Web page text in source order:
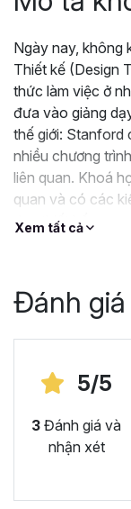
Ngày nay, không
Thiết kế (Design
thức làm việc ở
đưa vào giảng
thế giới: Stanford
nhiều chương
liên quan. Khoá
quan và có các
duy thiết kế
Xem tất cả
Đánh
5/5
3 Đánh giá và
nhận xét